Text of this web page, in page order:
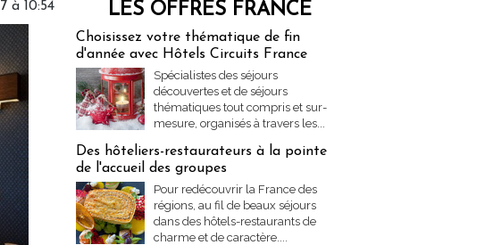
à 10:54 LES OFFRES FRANCE
Choisissez votre thématique de fin
d'année avec Hôtels Circuits France
Spécialistes des séjours
découvertes et de séjours
thématiques tout compris et sur-
mesure, organisés à travers les...
Des hôteliers-restaurateurs à la pointe
de l'accueil des groupes
Pour redécouvrir la France des
régions, au fil de beaux séjours
dans des hôtels-restaurants de
charme et de caractère....